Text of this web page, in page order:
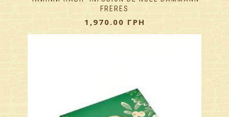
FRERES
1,970.00 ГРН